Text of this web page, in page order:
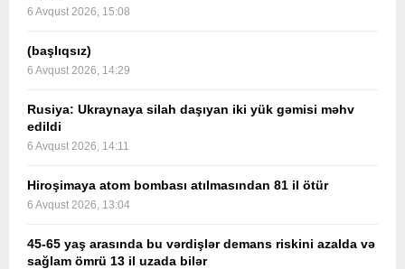
6 Avqust 2026, 15:08
(başlıqsız)
6 Avqust 2026, 14:29
Rusiya: Ukraynaya silah daşıyan iki yük gəmisi məhv
edildi
6 Avqust 2026, 14:11
Hiroşimaya atom bombası atılmasından 81 il ötür
6 Avqust 2026, 13:04
45-65 yaş arasında bu vərdişlər demans riskini azalda və
sağlam ömrü 13 il uzada bilər